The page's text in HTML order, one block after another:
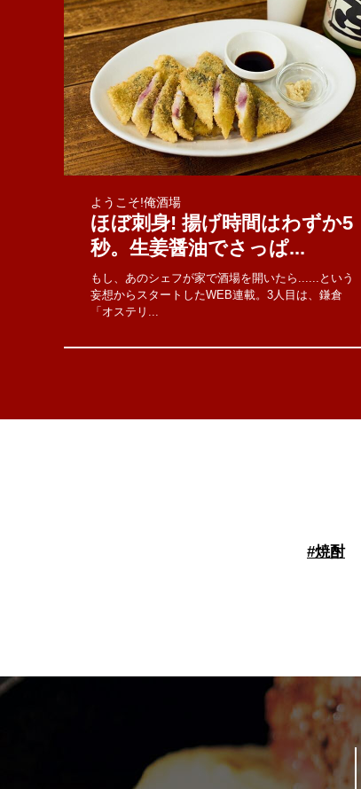
ようこそ!俺酒場
ほぼ刺身! 揚げ時間はわずか5
秒。生姜醤油でさっぱ...
もし、あのシェフが家で酒場を開いたら......という
妄想からスタートしたWEB連載。3人目は、鎌倉
「オステリ...
#焼酎